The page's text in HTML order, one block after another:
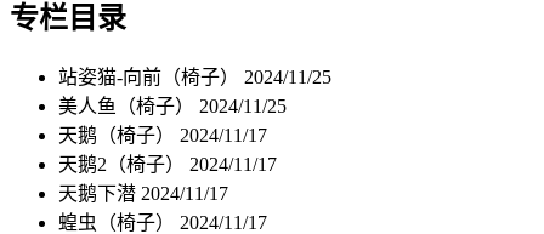
专栏目录
站姿猫-向前（椅子） 2024/11/25
美人鱼（椅子） 2024/11/25
天鹅（椅子） 2024/11/17
天鹅2（椅子） 2024/11/17
天鹅下潜 2024/11/17
蝗虫（椅子） 2024/11/17